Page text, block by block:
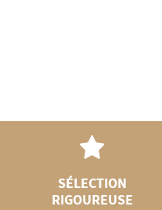
SÉLECTION
RIGOUREUSE